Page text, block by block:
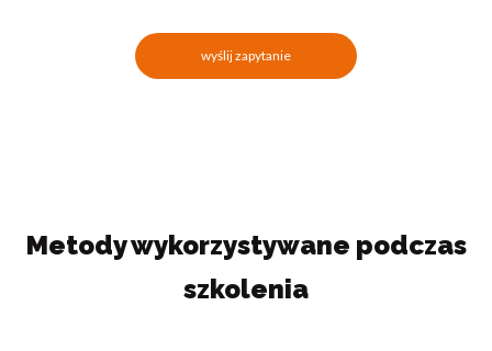
wyślij zapytanie
Metody wykorzystywane podczas
szkolenia